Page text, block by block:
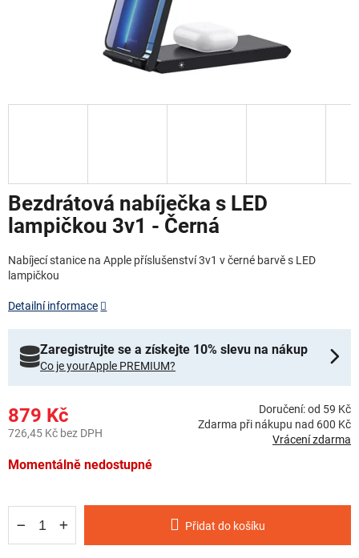
Bezdrátová nabíječka s LED
lampičkou 3v1 - Černá
Nabíjecí stanice na Apple příslušenství 3v1 v černé barvě s LED
lampičkou
Detailní informace
Zaregistrujte se a získejte 10% slevu na nákup
Co je yourApple PREMIUM?
879 Kč
726,45 Kč bez DPH
Doručení: od 59 Kč
Zdarma při nákupu nad 600 Kč
Vrácení zdarma
Momentálně nedostupné
Přidat do košíku